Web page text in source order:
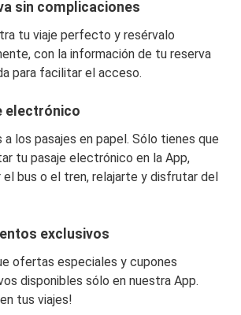
sin complicaciones
tu viaje perfecto y resérvalo
con la información de tu reserva
para facilitar el acceso.
electrónico
a los pasajes en papel. Sólo tienes que
tu pasaje electrónico en la App,
el bus o el tren, relajarte y disfrutar del
exclusivos
ofertas especiales y cupones
disponibles sólo en nuestra App.
en tus viajes!